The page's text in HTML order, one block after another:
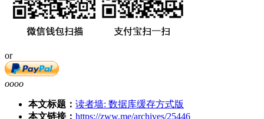
or
oooo
本文标题： 读者墙: 数据库缓存方式版
本文链接： https://zww.me/archives/25446